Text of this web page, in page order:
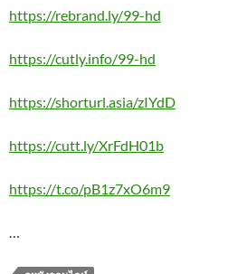
https://rebrand.ly/99-hd
https://cutly.info/99-hd
https://shorturl.asia/zIYdD
https://cutt.ly/XrFdH01b
https://t.co/pB1z7xO6m9
…